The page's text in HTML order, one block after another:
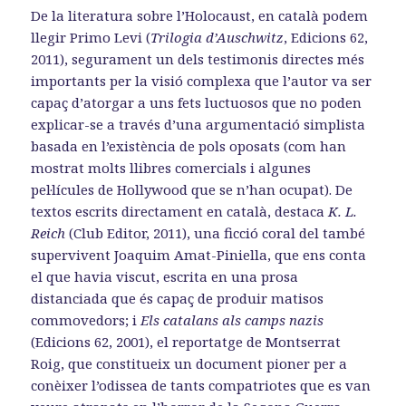
De la literatura sobre l’Holocaust, en català podem
llegir Primo Levi (Trilogia d’Auschwitz, Edicions 62,
2011), segurament un dels testimonis directes més
importants per la visió complexa que l’autor va ser
capaç d’atorgar a uns fets luctuosos que no poden
explicar-se a través d’una argumentació simplista
basada en l’existència de pols oposats (com han
mostrat molts llibres comercials i algunes
pel·lícules de Hollywood que se n’han ocupat). De
textos escrits directament en català, destacaK. L.
Reich (Club Editor, 2011), una ficció coral del també
supervivent Joaquim Amat-Piniella, que ens conta
el que havia viscut, escrita en una prosa
distanciada que és capaç de produir matisos
commovedors; iEls catalans als camps nazis
(Edicions 62, 2001), el reportatge de Montserrat
Roig, que constitueix un document pioner per a
conèixer l’odissea de tants compatriotes que es van